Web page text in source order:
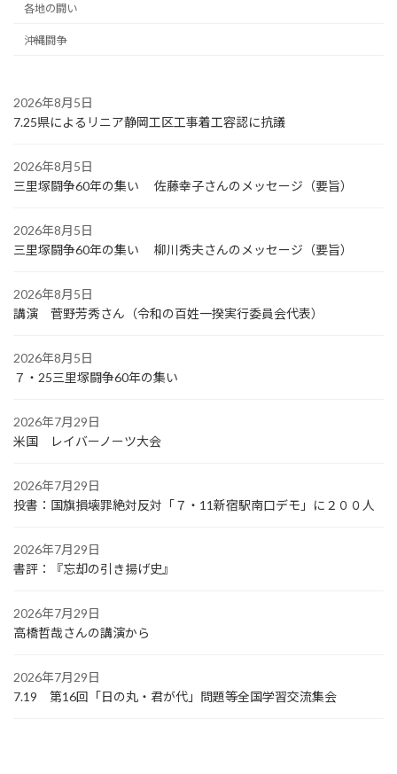
各地の闘い
沖縄闘争
2026年8月5日
7.25県によるリニア静岡工区工事着工容認に抗議
2026年8月5日
三里塚闘争60年の集い 佐藤幸子さんのメッセージ（要旨）
2026年8月5日
三里塚闘争60年の集い 柳川秀夫さんのメッセージ（要旨）
2026年8月5日
講演 菅野芳秀さん（令和の百姓一揆実行委員会代表）
2026年8月5日
７・25三里塚闘争60年の集い
2026年7月29日
米国 レイバーノーツ大会
2026年7月29日
投書：国旗損壊罪絶対反対「７・11新宿駅南口デモ」に２００人
2026年7月29日
書評：『忘却の引き揚げ史』
2026年7月29日
高橋哲哉さんの講演から
2026年7月29日
7.19 第16回「日の丸・君が代」問題等全国学習交流集会